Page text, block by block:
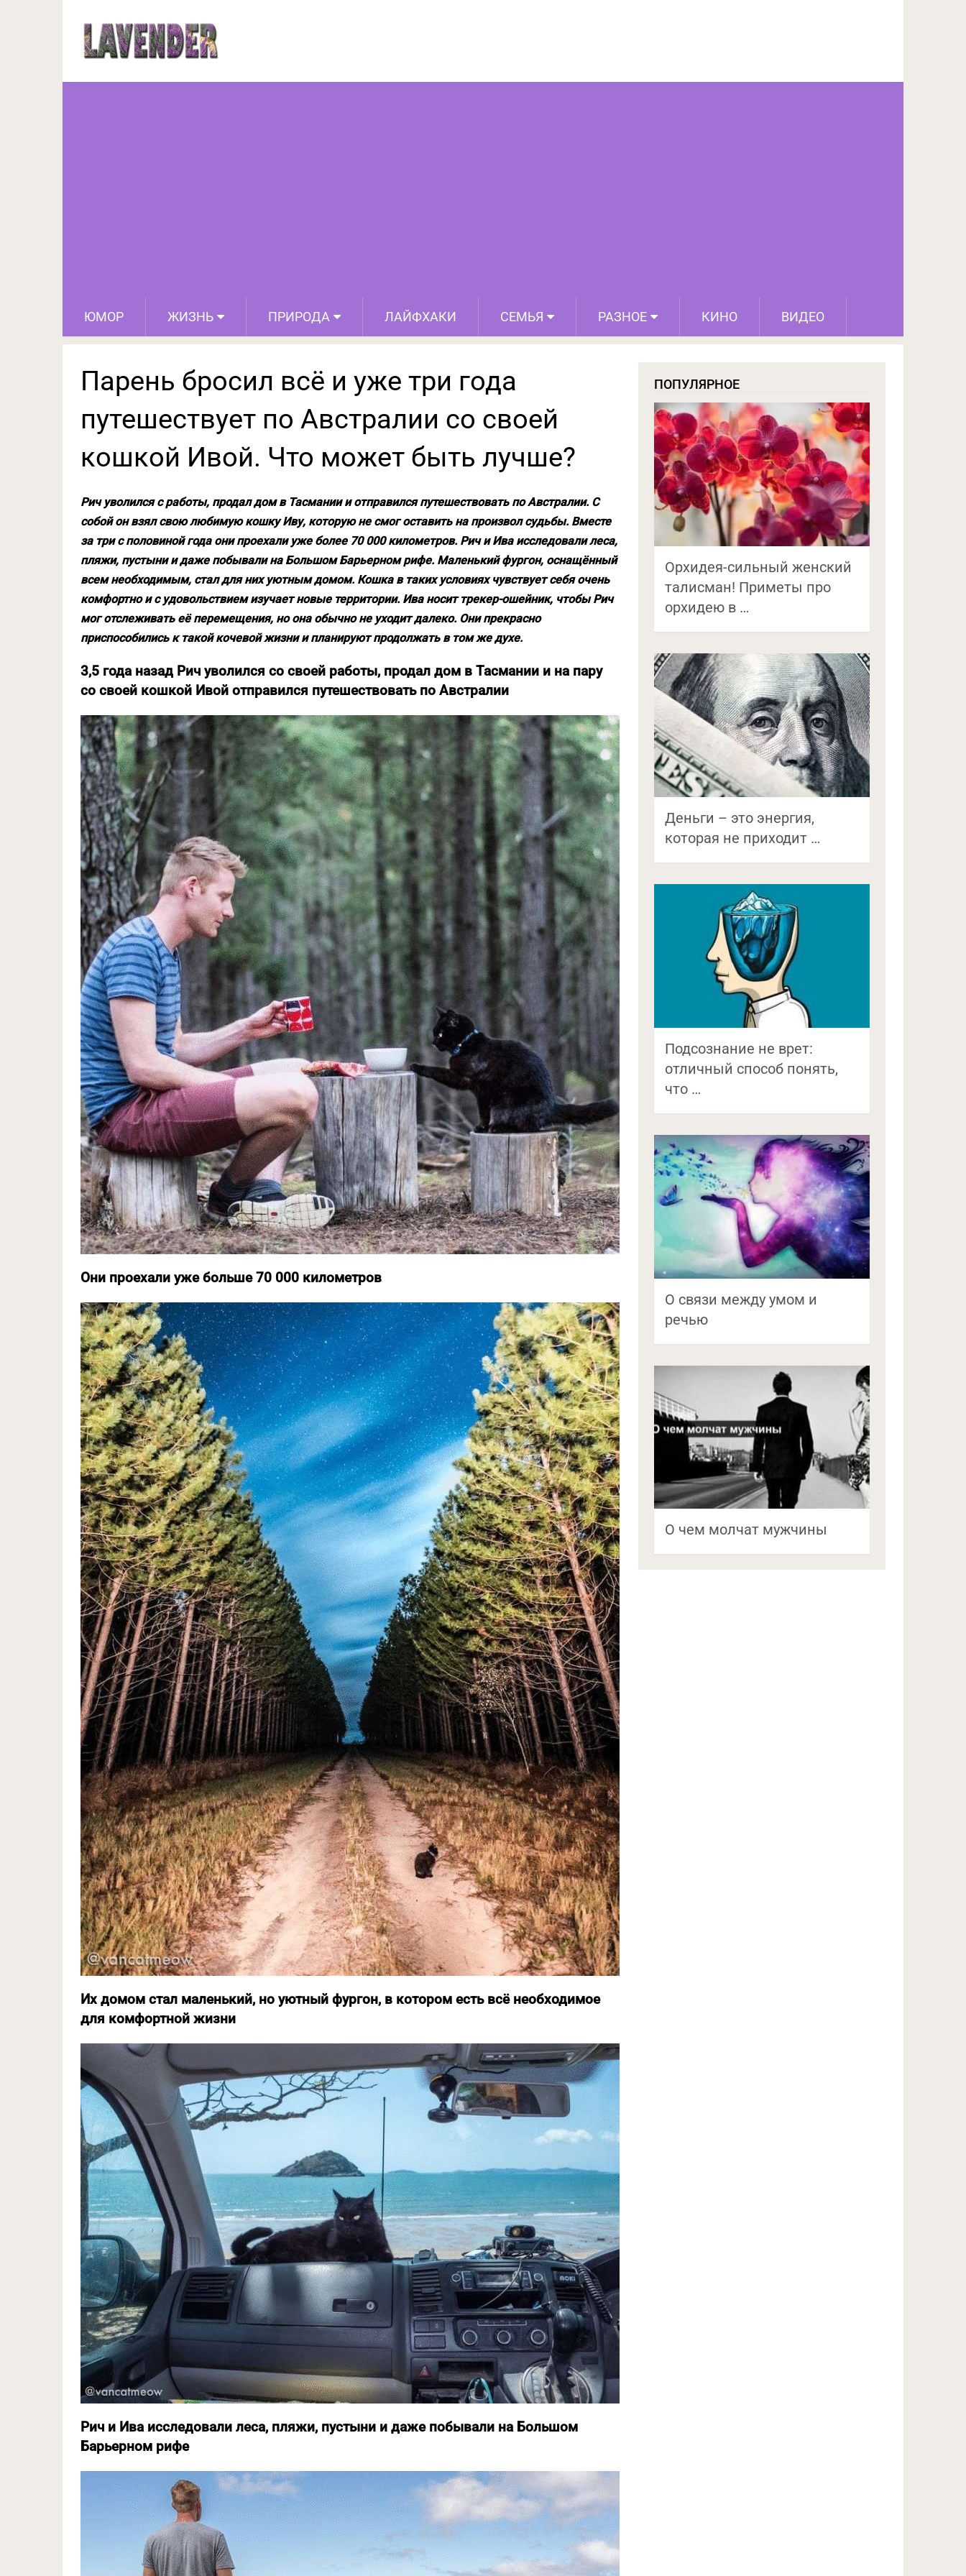
ЮМОР ЖИЗНЬ ПРИРОДА ЛАЙФХАКИ СЕМЬЯ РАЗНОЕ КИНО ВИДЕО
Парень бросил всё и уже три года путешествует по Австралии
со своей кошкой Ивой. Что может быть лучше?
Парень бросил всё и уже три года
путешествует по Австралии со своей
кошкой Ивой. Что может быть лучше?
Рич уволился с работы, продал дом в Тасмании и отправился путешествовать по Австралии. С
собой он взял свою любимую кошку Иву, которую не смог оставить на произвол судьбы. Вместе
за три с половиной года они проехали уже более 70 000 километров. Рич и Ива исследовали леса,
пляжи, пустыни и даже побывали на Большом Барьерном рифе. Маленький фургон, оснащённый
всем необходимым, стал для них уютным домом. Кошка в таких условиях чувствует себя очень
комфортно и с удовольствием изучает новые территории. Ива носит трекер-ошейник, чтобы Рич
мог отслеживать её перемещения, но она обычно не уходит далеко. Они прекрасно
приспособились к такой кочевой жизни и планируют продолжать в том же духе.
3,5 года назад Рич уволился со своей работы, продал дом в Тасмании и на пару
со своей кошкой Ивой отправился путешествовать по Австралии
Они проехали уже больше 70 000 километров
Их домом стал маленький, но уютный фургон, в котором есть всё необходимое
для комфортной жизни
Рич и Ива исследовали леса, пляжи, пустыни и даже побывали на Большом
Барьерном рифе
ПОПУЛЯРНОЕ
Орхидея-сильный женский
талисман! Приметы про
орхидею в …
Деньги – это энергия,
которая не приходит …
Подсознание не врет:
отличный способ понять,
что …
О связи между умом и
речью
О чем молчат мужчины